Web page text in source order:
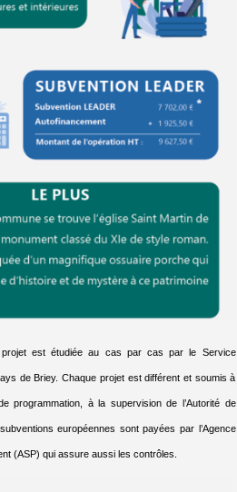
projet est étudiée au cas par cas par le Service
de Briey. Chaque projet est différent et soumis à
programmation, à la supervision de l’Autorité de
européennes sont payées par l’Agence
(ASP) qui assure aussi les contrôles.